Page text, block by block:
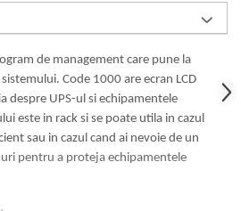
de management care pune la
Code 1000 are ecran LCD
despre UPS-ul si echipamentele
este in rack si se poate utila in cazul
sau in cazul cand ai nevoie de un
pentru a proteja echipamentele